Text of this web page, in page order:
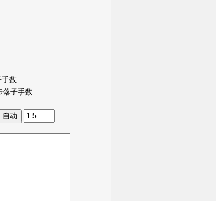
手数
落子手数